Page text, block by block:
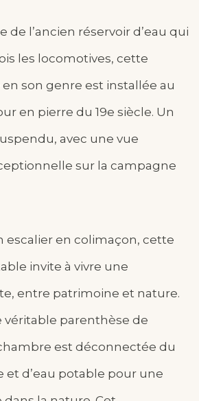
de l’ancien réservoir d’eau qui
les locomotives, cette
son genre est installée au
en pierre du 19e siècle. Un
avec une vue
sur la campagne
escalier en colimaçon, cette
invite à vivre une
entre patrimoine et nature.
véritable parenthèse de
est déconnectée du
et d’eau potable pour une